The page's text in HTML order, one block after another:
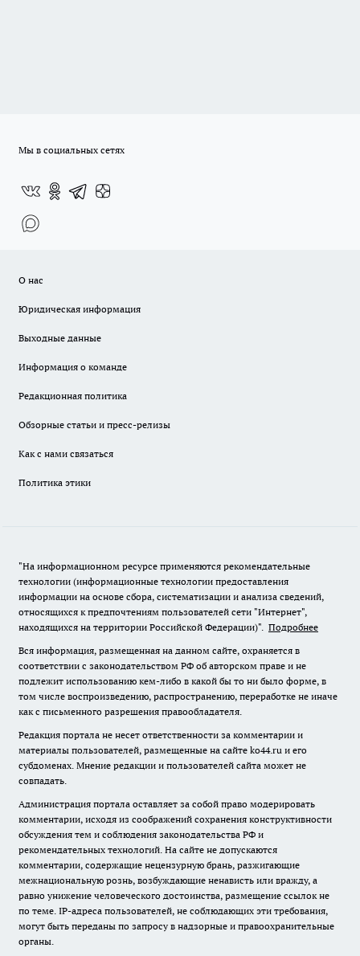
Мы в социальных сетях
О нас
Юридическая информация
Выходные данные
Информация о команде
Редакционная политика
Обзорные статьи и пресс-релизы
Как с нами связаться
Политика этики
"На информационном ресурсе применяются рекомендательные
технологии (информационные технологии предоставления
информации на основе сбора, систематизации и анализа сведений,
относящихся к предпочтениям пользователей сети "Интернет",
находящихся на территории Российской Федерации)". Подробнее
Вся информация, размещенная на данном сайте, охраняется в
соответствии с законодательством РФ об авторском праве и не
подлежит использованию кем-либо в какой бы то ни было форме, в
том числе воспроизведению, распространению, переработке не иначе
как с письменного разрешения правообладателя.
Редакция портала не несет ответственности за комментарии и
материалы пользователей, размещенные на сайте ko44.ru и его
субдоменах. Мнение редакции и пользователей сайта может не
совпадать.
Администрация портала оставляет за собой право модерировать
комментарии, исходя из соображений сохранения конструктивности
обсуждения тем и соблюдения законодательства РФ и
рекомендательных технологий. На сайте не допускаются
комментарии, содержащие нецензурную брань, разжигающие
межнациональную рознь, возбуждающие ненависть или вражду, а
равно унижение человеческого достоинства, размещение ссылок не
по теме. IP-адреса пользователей, не соблюдающих эти требования,
могут быть переданы по запросу в надзорные и правоохранительные
органы.